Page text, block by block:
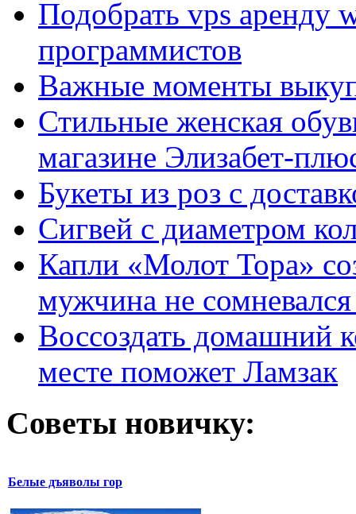
Подобрать vps аренду
программистов
Важные моменты
Стильные женская
магазине Элизабет-
Букеты из роз с
Сигвей с диаметром
Капли «Молот Тора»
мужчина не
Воссоздать домашний
месте поможет Ламзак
Советы новичку:
Белые дъяволы гор